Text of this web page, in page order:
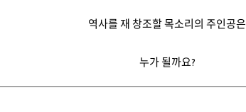
역사를 재 창조할 목소리의 주인공은
누가 될까요?